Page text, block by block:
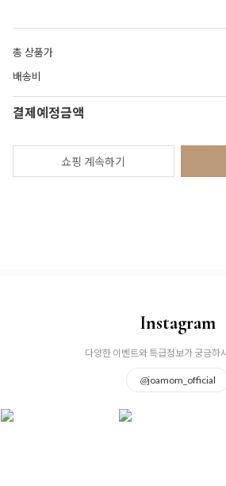
총 상품가
배송비
결제예정금액
쇼핑 계속하기
Instagram
다양한 이벤트와 특급정보가 궁금하
@joamom_official